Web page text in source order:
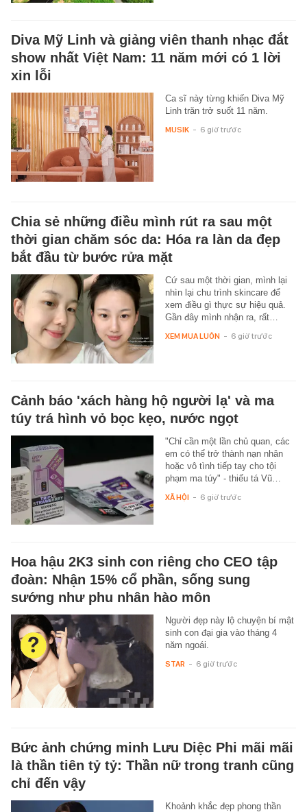
Diva Mỹ Linh và giảng viên thanh nhạc đắt
show nhất Việt Nam: 11 năm mới có 1 lời
xin lỗi
Ca sĩ này từng khiến Diva Mỹ
Linh trăn trở suốt 11 năm.
MUSIK - 6 giờ trước
Chia sẻ những điều mình rút ra sau một
thời gian chăm sóc da: Hóa ra làn da đẹp
bắt đầu từ bước rửa mặt
Cứ sau một thời gian, mình lại
nhìn lại chu trình skincare để
xem điều gì thực sự hiệu quả.
Gần đây mình nhận ra, rất…
XEM MUA LUÔN - 6 giờ trước
Cảnh báo 'xách hàng hộ người lạ' và ma
túy trá hình vỏ bọc kẹo, nước ngọt
"Chỉ cần một lần chủ quan, các
em có thể trở thành nạn nhân
hoặc vô tình tiếp tay cho tội
phạm ma túy" - thiếu tá Vũ…
XÃ HỘI - 6 giờ trước
Hoa hậu 2K3 sinh con riêng cho CEO tập
đoàn: Nhận 15% cổ phần, sống sung
sướng như phu nhân hào môn
Người đẹp này lộ chuyện bí mật
sinh con đại gia vào tháng 4
năm ngoái.
STAR - 6 giờ trước
Bức ảnh chứng minh Lưu Diệc Phi mãi mãi
là thần tiên tỷ tỷ: Thần nữ trong tranh cũng
chỉ đến vậy
Khoảnh khắc đẹp phong thần